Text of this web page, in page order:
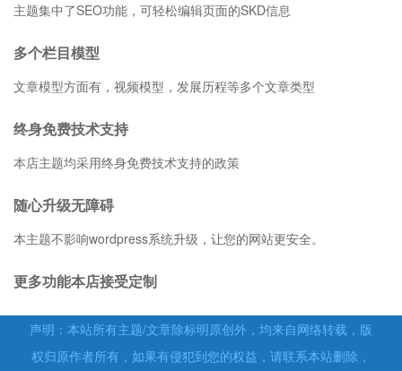
主题集中了SEO功能，可轻松编辑页面的SKD信息
多个栏目模型
文章模型方面有，视频模型，发展历程等多个文章类型
终身免费技术支持
本店主题均采用终身免费技术支持的政策
随心升级无障碍
本主题不影响wordpress系统升级，让您的网站更安全。
更多功能本店接受定制
声明：本站所有主题/文章除标明原创外，均来自网络转载，版
权归原作者所有，如果有侵犯到您的权益，请联系本站删除，